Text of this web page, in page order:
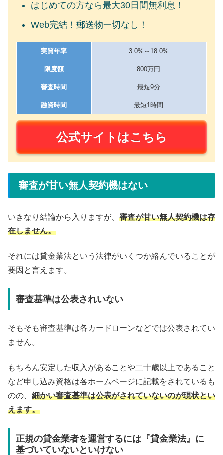
はじめての方なら最大30日間無利息！
Web完結！郵送物一切なし！
実質年率 3.0%～18.0%
限度額 800万円
審査時間 最短9分
融資時間 最短1時間
公式サイトはこちら
審査が甘い無人契約機はない
いきなり結論から入りますが、 審査が甘い無人契約機は存
在しません。
それには貸金業法という法律がいくつか絡んでいることが
要因と言えます。
審査基準は公表されいない
そもそも審査基準は各カードローンなどでは公表されてい
ません。
もちろん安定した収入があることや二十歳以上であること
など申し込み資格は各ホームページに記載をされているも
のの、 細かい審査基準は公表がされていないのが現状とい
えます。
正規の貸金業者を運営するには『貸金業法』に
基づいていないといけない